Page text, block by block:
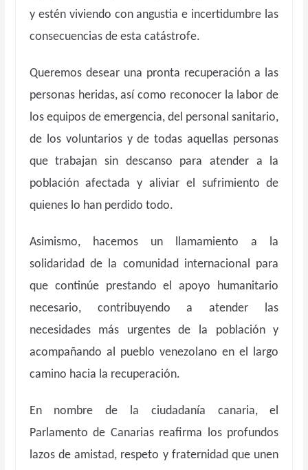
y estén viviendo con angustia e incertidumbre las
consecuencias de esta catástrofe.
Queremos desear una pronta recuperación a las
personas heridas, así como reconocer la labor de
los equipos de emergencia, del personal sanitario,
de los voluntarios y de todas aquellas personas
que trabajan sin descanso para atender a la
población afectada y aliviar el sufrimiento de
quienes lo han perdido todo.
Asimismo, hacemos un llamamiento a la
solidaridad de la comunidad internacional para
que continúe prestando el apoyo humanitario
necesario, contribuyendo a atender las
necesidades más urgentes de la población y
acompañando al pueblo venezolano en el largo
camino hacia la recuperación.
En nombre de la ciudadanía canaria, el
Parlamento de Canarias reafirma los profundos
lazos de amistad, respeto y fraternidad que unen